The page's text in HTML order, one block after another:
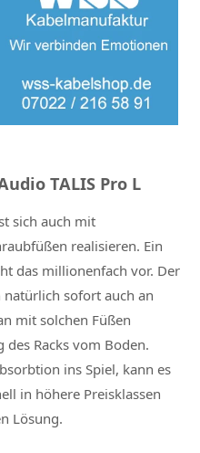
TALIS Pro L
sich auch mit
realisieren. Ein
das millionenfach vor. Der
natürlich sofort auch an
mit solchen Füßen
Racks vom Boden.
ins Spiel, kann es
in höhere Preisklassen
Lösung.